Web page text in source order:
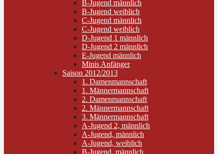
B-Jugend männlich
B-Jugend weiblich
C-Jugend männlich
C-Jugend weiblich
D-Jugend 1 männlich
D-Jugend 2 männlich
E-Jugend männlich
Minis Anfänger
Saison 2012/2013
1. Damenmannschaft
1. Männermannschaft
2. Damenmannschaft
2. Männermannschaft
3. Männermannschaft
A-Jugend 2, männlich
A-Jugend, männlich
A-Jugend, weiblich
B-Jugend, männlich